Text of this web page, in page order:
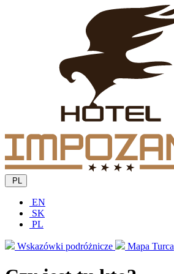
PL
EN
SK
PL
Wskazówki podróżnicze Mapa Turca